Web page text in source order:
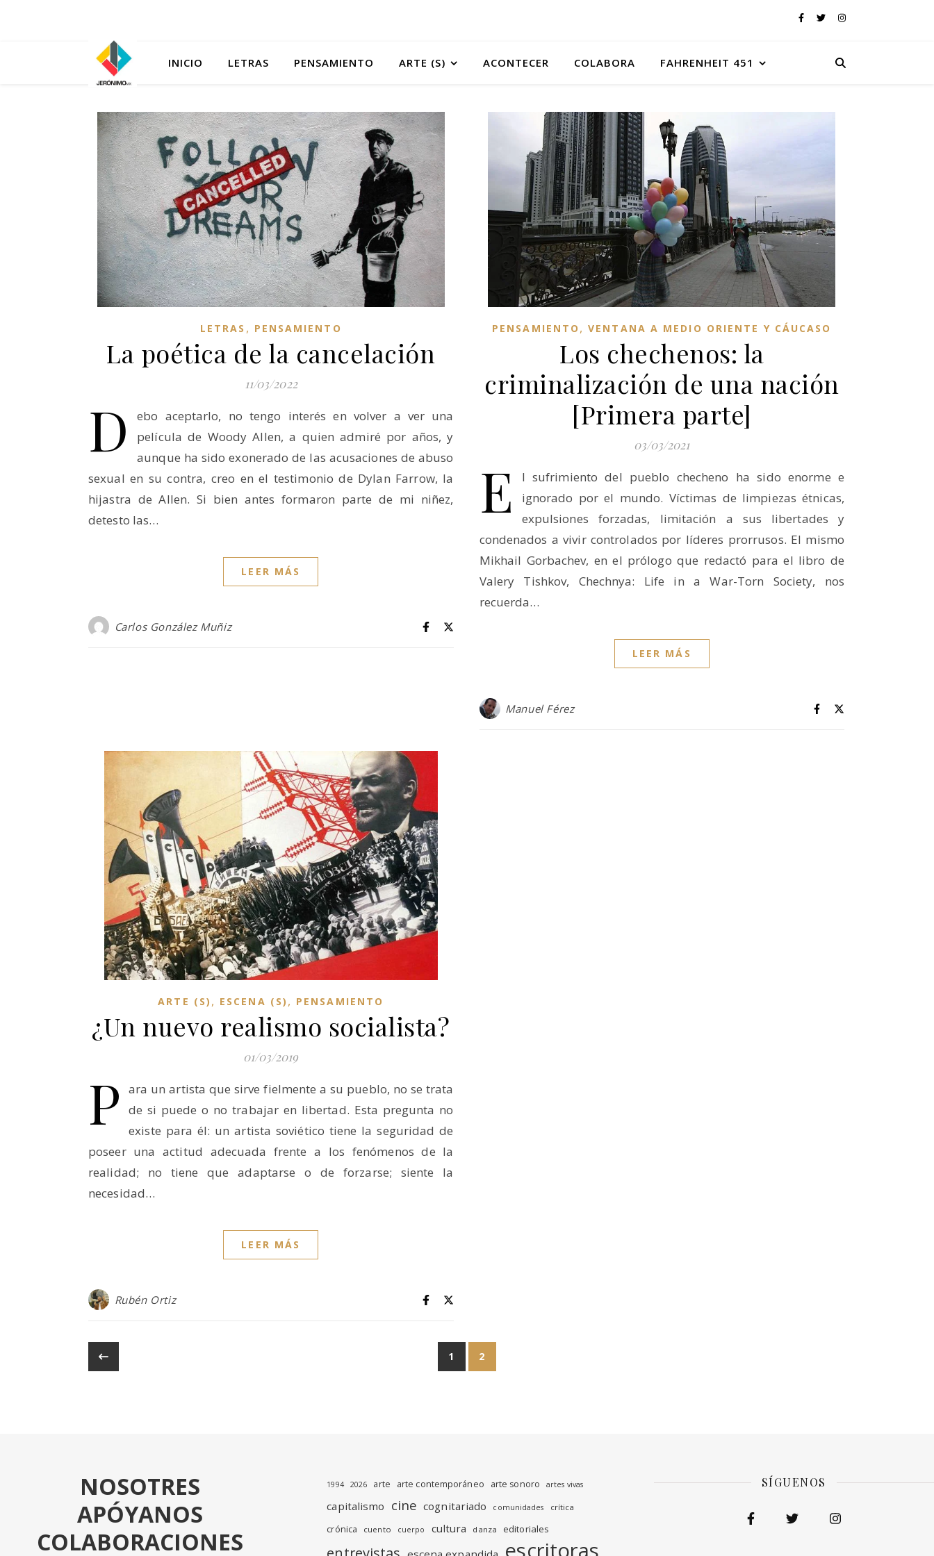
INICIO LETRAS PENSAMIENTO ARTE (S) ACONTECER COLABORA FAHRENHEIT 451
LETRAS , PENSAMIENTO
La poética de la cancelación
11/03/2022
D
ebo aceptarlo, no tengo interés en volver a ver una
película de Woody Allen, a quien admiré por años, y
aunque ha sido exonerado de las acusaciones de abuso
sexual en su contra, creo en el testimonio de Dylan Farrow, la
hijastra de Allen. Si bien antes formaron parte de mi niñez,
detesto las…
LEER MÁS
Carlos González Muñiz
PENSAMIENTO ,VENTANA A MEDIO ORIENTE Y CÁUCASO
Los chechenos: la
criminalización de una nación
[Primera parte]
03/03/2021
E
l sufrimiento del pueblo checheno ha sido enorme e
ignorado por el mundo. Víctimas de limpiezas étnicas,
expulsiones forzadas, limitación a sus libertades y
condenados a vivir controlados por líderes prorrusos. El mismo
Mikhail Gorbachev, en el prólogo que redactó para el libro de
Valery Tishkov, Chechnya: Life in a War-Torn Society, nos
recuerda…
LEER MÁS
Manuel Férez
ARTE (S) , ESCENA (S) , PENSAMIENTO
¿Un nuevo realismo socialista?
01/03/2019
P
ara un artista que sirve fielmente a su pueblo, no se trata
de si puede o no trabajar en libertad. Esta pregunta no
existe para él: un artista soviético tiene la seguridad de
poseer una actitud adecuada frente a los fenómenos de la
realidad; no tiene que adaptarse o de forzarse; siente la
necesidad…
LEER MÁS
Rubén Ortiz
1 2
NOSOTRES
APÓYANOS
COLABORACIONES
1994 2026 arte arte contemporáneo arte sonoro artes vivas
capitalismo cine cognitariado comunidades crítica
crónica cuento cuerpo cultura danza editoriales
SÍGUENOS